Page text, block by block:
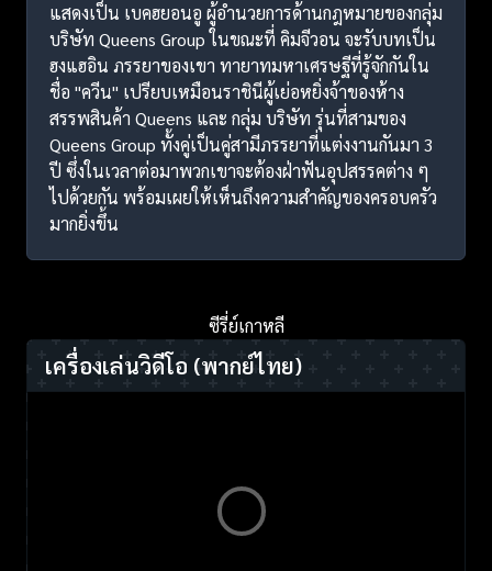
แสดงเป็น เบคฮยอนอู ผู้อำนวยการด้านกฎหมายของกลุ่ม
บริษัท Queens Group ในขณะที่ คิมจีวอน จะรับบทเป็น
ฮงแฮอิน ภรรยาของเขา ทายาทมหาเศรษฐีที่รู้จักกันใน
ชื่อ "ควีน" เปรียบเหมือนราชินีผู้เย่อหยิ่งจ้าของห้าง
สรรพสินค้า Queens และ กลุ่ม บริษัท รุ่นที่สามของ
Queens Group ทั้งคู่เป็นคู่สามีภรรยาที่แต่งงานกันมา 3
ปี ซึ่งในเวลาต่อมาพวกเขาจะต้องฝ่าฟันอุปสรรคต่าง ๆ
ไปด้วยกัน พร้อมเผยให้เห็นถึงความสำคัญของครอบครัว
มากยิ่งขึ้น
ซีรี่ย์เกาหลี
เครื่องเล่นวิดีโอ (พากย์ไทย)